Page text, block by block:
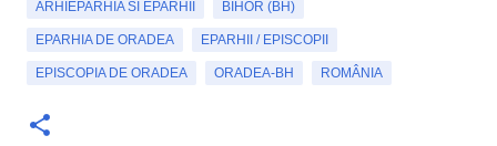
ARHIEPARHIA SI EPARHII BIHOR (BH)
EPARHIA DE ORADEA EPARHII / EPISCOPII
EPISCOPIA DE ORADEA ORADEA-BH ROMÂNIA